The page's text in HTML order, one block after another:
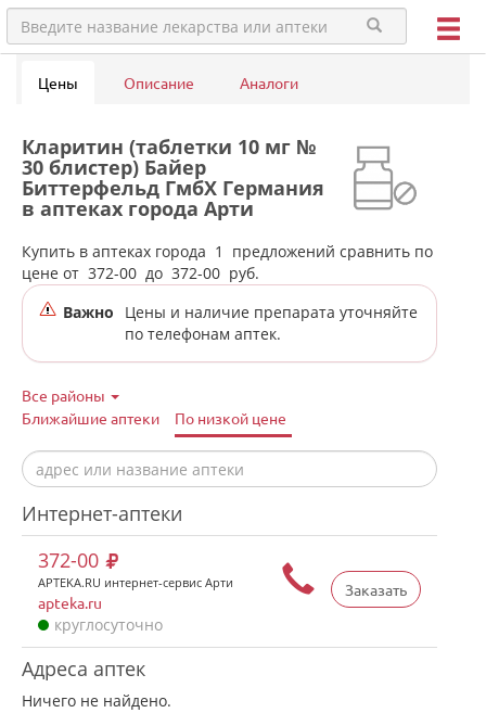
Цены Описание Аналоги
Кларитин (таблетки 10 мг №
30 блистер) Байер
Биттерфельд ГмбХ Германия
в аптеках города Арти
Купить в аптеках города 1
предложений сравнить по
цене от 372-00 до 372-00 руб.
Важно
Цены и наличие препарата уточняйте
по телефонам аптек.
Все районы
Ближайшие аптеки
По низкой цене
Интернет-аптеки
Заказать
372-00
APTEKA.RU интернет-сервис Арти
apteka.ru
круглосуточно
Адреса аптек
Ничего не найдено.